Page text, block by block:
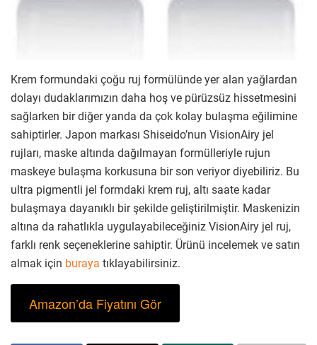
Krem formundaki çoğu ruj formülünde yer alan yağlardan
dolayı dudaklarımızın daha hoş ve pürüzsüz hissetmesini
sağlarken bir diğer yanda da çok kolay bulaşma eğilimine
sahiptirler. Japon markası Shiseido’nun VisionAiry jel
rujları, maske altında dağılmayan formülleriyle rujun
maskeye bulaşma korkusuna bir son veriyor diyebiliriz. Bu
ultra pigmentli jel formdaki krem ruj, altı saate kadar
bulaşmaya dayanıklı bir şekilde geliştirilmiştir. Maskenizin
altına da rahatlıkla uygulayabileceğiniz VisionAiry jel ruj,
farklı renk seçeneklerine sahiptir. Ürünü incelemek ve satın
almak için buraya tıklayabilirsiniz.
Amazon’da Fiyatını Gör